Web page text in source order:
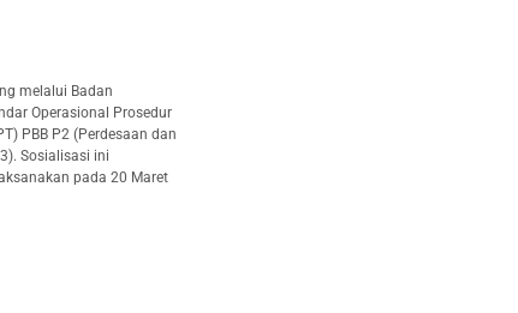
melalui Badan
Operasional Prosedur
PBB P2 (Perdesaan dan
Sosialisasi ini
pada 20 Maret